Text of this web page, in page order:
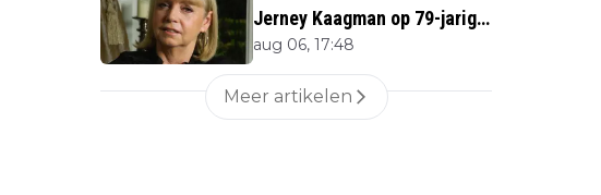
Jerney Kaagman op 79-jarige
leeftijd overleden
aug 06, 17:48
Meer artikelen